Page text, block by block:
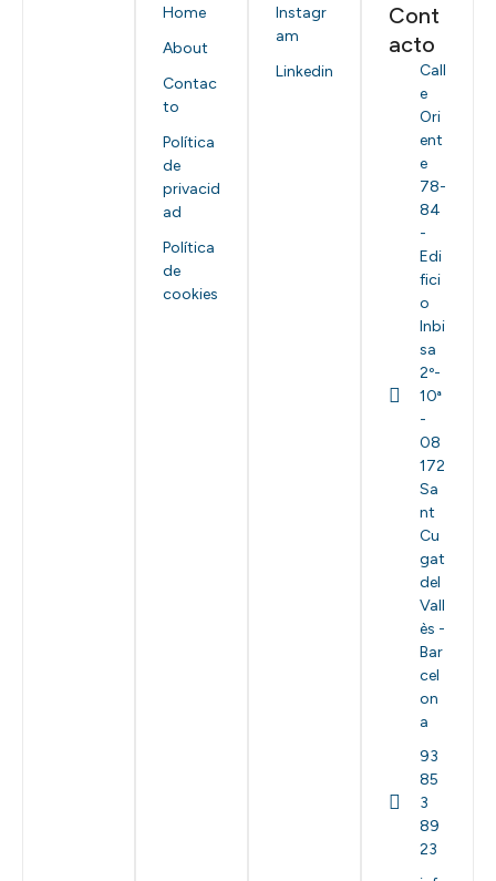
Home
About
Contac
to
Política
de
privacid
ad
Política
de
cookies
Instagr
am
Linkedin
Cont
acto
Call
e
Ori
ent
e
78-
84
-
Edi
fici
o
Inbi
sa
2º-
10ª
-
08
172
Sa
nt
Cu
gat
del
Vall
ès -
Bar
cel
on
a
93
85
3
89
23